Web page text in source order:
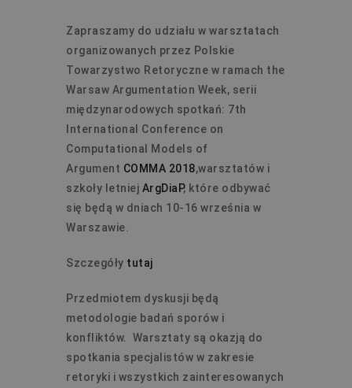
Zapraszamy do udziału w warsztatach
organizowanych przez Polskie
Towarzystwo Retoryczne w ramach the
Warsaw Argumentation Week, serii
międzynarodowych spotkań: 7th
International Conference on
Computational Models of
Argument COMMA 2018,warsztatów i
szkoły letniej ArgDiaP, które odbywać
się będą w dniach 10-16 września w
Warszawie.
Szczegóły tutaj
Przedmiotem dyskusji będą
metodologie badań sporów i
konfliktów. Warsztaty są okazją do
spotkania specjalistów w zakresie
retoryki i wszystkich zainteresowanych